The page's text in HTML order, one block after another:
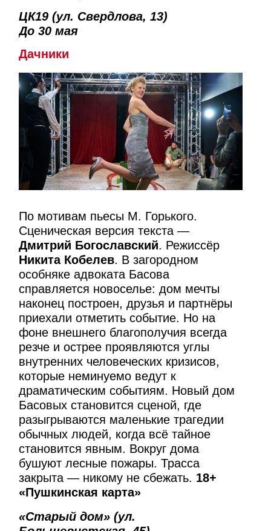
ЦК19 (ул. Свердлова, 13)
До 30 мая
Дачники
По мотивам пьесы М. Горького.
Сценическая версия текста —
Дмитрий Богославский. Режиссёр
Никита Кобелев. В загородном
особняке адвоката Басова
справляется новоселье: дом мечты
наконец построен, друзья и партнёры
приехали отметить событие. Но на
фоне внешнего благополучия всегда
резче и острее проявляются углы
внутренних человеческих кризисов,
которые неминуемо ведут к
драматическим событиям. Новый дом
Басовых становится сценой, где
разыгрываются маленькие трагедии
обычных людей, когда всё тайное
становится явным. Вокруг дома
бушуют лесные пожары. Трасса
закрыта — никому не сбежать. 18+
«Пушкинская карта»
«Старый дом» (ул.